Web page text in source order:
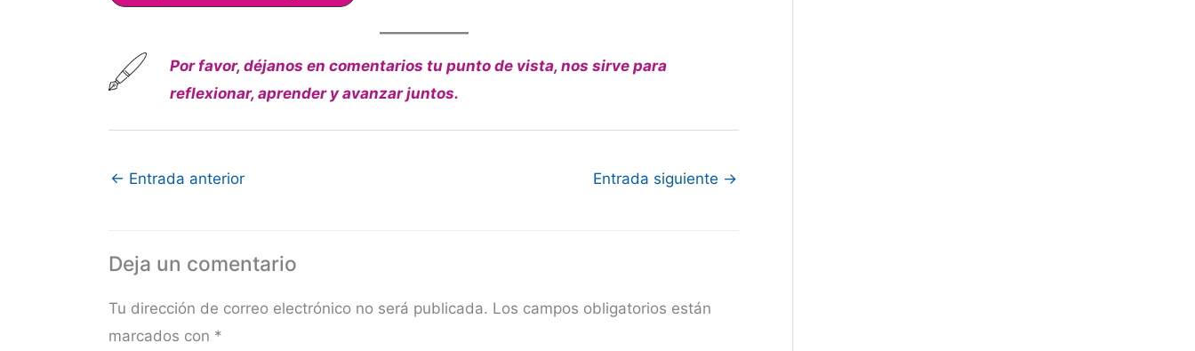
Por favor, déjanos en comentarios tu punto de vista, nos sirve para
reflexionar, aprender y avanzar juntos.
← Entrada anterior Entrada siguiente →
Deja un comentario
Tu dirección de correo electrónico no será publicada. Los campos obligatorios están
marcados con *